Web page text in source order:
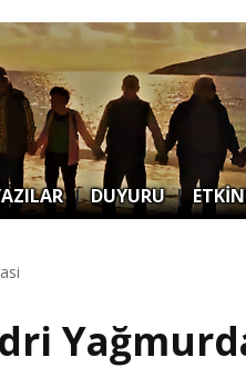
|DUYURU|